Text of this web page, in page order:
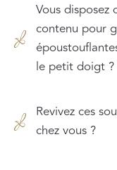
Vous
contenu pour
le petit doigt ?
Revivez ces
chez vous ?